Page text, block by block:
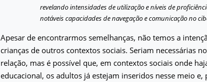
revelando intensidades de utilização e níveis de
notáveis capacidades de navegação e comunicação no
Apesar de encontrarmos semelhanças, não temos a
crianças de outros contextos sociais. Seriam necessárias
relação, mas é possível que, em contextos sociais onde
educacional, os adultos já estejam inseridos nesse meio